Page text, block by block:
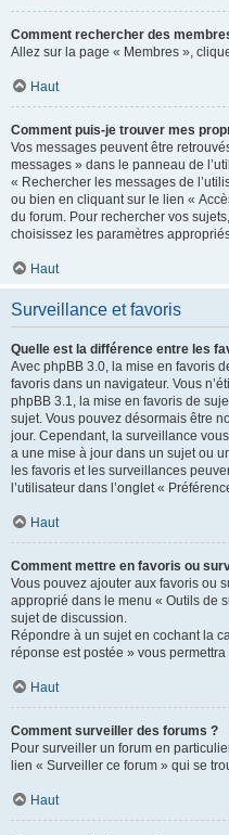
Comment rechercher des
Allez sur la page « Membres »,
Haut
Comment puis-je trouver mes
Vos messages peuvent être
messages » dans le panneau de
« Rechercher les messages de
ou bien en cliquant sur le lien «
du forum. Pour rechercher vos
choisissez les paramètres
Haut
Surveillance et favoris
Quelle est la différence entre les
Avec phpBB 3.0, la mise en favoris
favoris dans un navigateur. Vous
phpBB 3.1, la mise en favoris de
sujet. Vous pouvez désormais être
jour. Cependant, la surveillance
a une mise à jour dans un sujet ou
les favoris et les surveillances
l’utilisateur dans l’onglet «
Haut
Comment mettre en favoris ou
Vous pouvez ajouter aux favoris ou
approprié dans le menu « Outils de
sujet de discussion.
Répondre à un sujet en cochant la
réponse est postée » vous
Haut
Comment surveiller des forums ?
Pour surveiller un forum en
lien « Surveiller ce forum » qui se
Haut